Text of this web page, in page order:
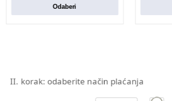
Odaberi
II. korak: odaberite način plaćanja